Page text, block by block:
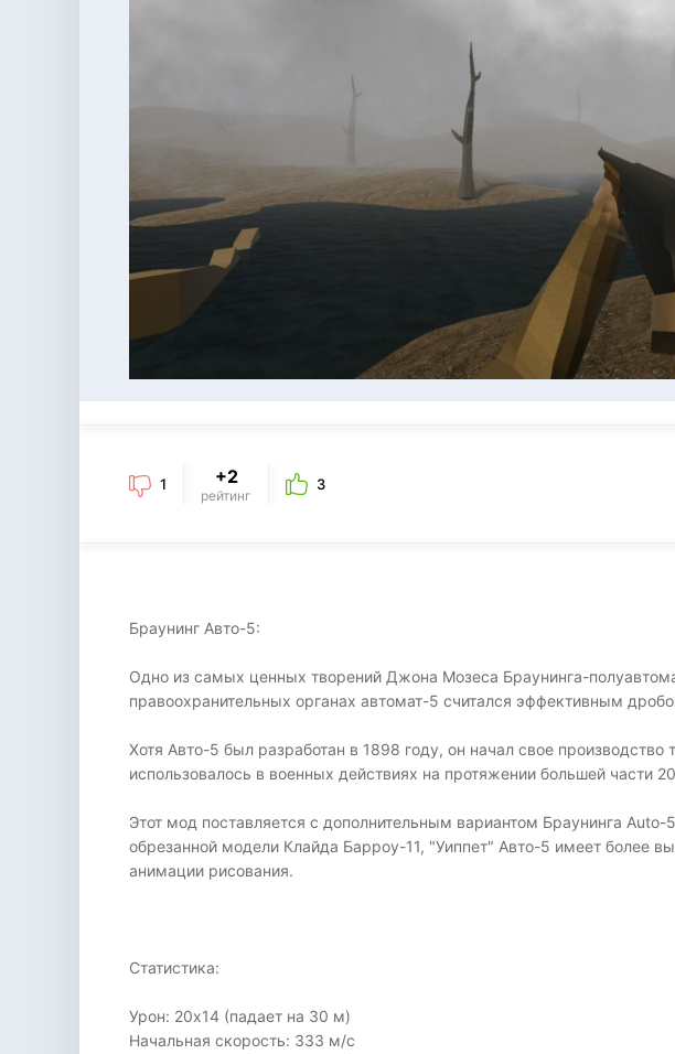
1 +2
рейтинг
3
Браунинг Авто-5:
Одно из самых ценных творений Джона Мозеса Браунинга-
правоохранительных органах автомат-5 считался эффективным
Хотя Авто-5 был разработан в 1898 году, он начал свое
использовалось в военных действиях на протяжении большей части
Этот мод поставляется с дополнительным вариантом Браунинга
обрезанной модели Клайда Барроу-11, "Уиппет" Авто-5 имеет более
анимации рисования.
Статистика:
Урон: 20x14 (падает на 30 м)
Начальная скорость: 333 м/с